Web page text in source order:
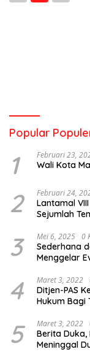
Popular
1 Februari 23,
Wali Kota
2 Februari 24,
Lantamal
Sejumlah
3 Mei 6, 2025 0
Sederhana
Menggelar
4 Maret 3, 2022
Ditjen-PAS
Hukum Bagi
5 Maret 3, 2022
Berita
Meninggal